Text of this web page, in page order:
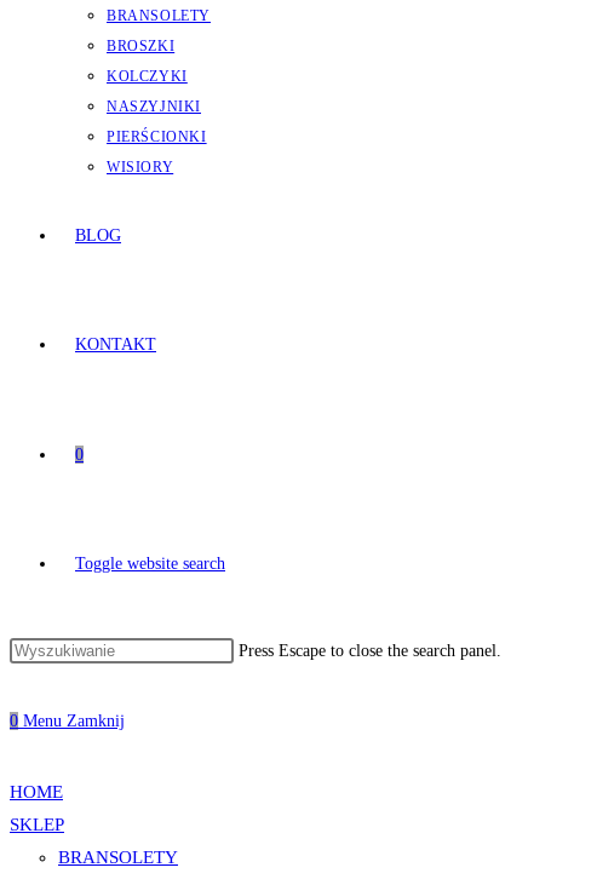
BRANSOLETY
BROSZKI
KOLCZYKI
NASZYJNIKI
PIERŚCIONKI
WISIORY
BLOG
KONTAKT
0
Toggle website search
Press Escape to close the search panel.
0 Menu Zamknij
HOME
SKLEP
BRANSOLETY